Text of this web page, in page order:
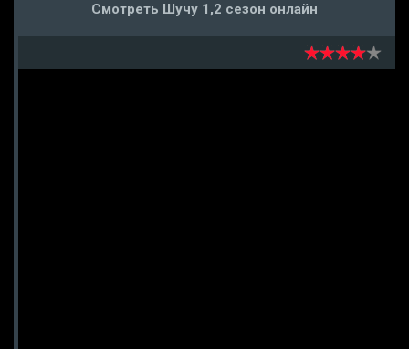
Смотреть Шучу 1,2 сезон онлайн